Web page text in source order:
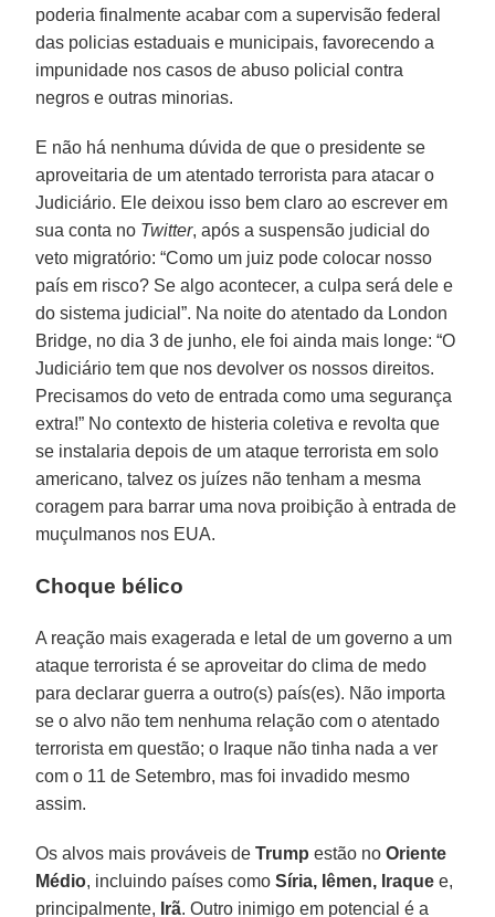
poderia finalmente acabar com a supervisão federal
das policias estaduais e municipais, favorecendo a
impunidade nos casos de abuso policial contra
negros e outras minorias.
E não há nenhuma dúvida de que o presidente se
aproveitaria de um atentado terrorista para atacar o
Judiciário. Ele deixou isso bem claro ao escrever em
sua conta no Twitter, após a suspensão judicial do
veto migratório: “Como um juiz pode colocar nosso
país em risco? Se algo acontecer, a culpa será dele e
do sistema judicial”. Na noite do atentado da London
Bridge, no dia 3 de junho, ele foi ainda mais longe: “O
Judiciário tem que nos devolver os nossos direitos.
Precisamos do veto de entrada como uma segurança
extra!” No contexto de histeria coletiva e revolta que
se instalaria depois de um ataque terrorista em solo
americano, talvez os juízes não tenham a mesma
coragem para barrar uma nova proibição à entrada de
muçulmanos nos EUA.
Choque bélico
A reação mais exagerada e letal de um governo a um
ataque terrorista é se aproveitar do clima de medo
para declarar guerra a outro(s) país(es). Não importa
se o alvo não tem nenhuma relação com o atentado
terrorista em questão; o Iraque não tinha nada a ver
com o 11 de Setembro, mas foi invadido mesmo
assim.
Os alvos mais prováveis deTrump estão noOriente
Médio, incluindo países comoSíria, Iêmen, Iraque e,
principalmente, Irã. Outro inimigo em potencial é a